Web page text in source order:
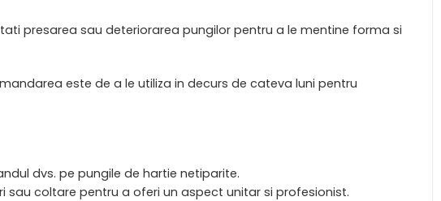
presarea sau deteriorarea pungilor pentru a le mentine forma si
este de a le utiliza in decurs de cateva luni pentru
dvs. pe pungile de hartie netiparite.
coltare pentru a oferi un aspect unitar si profesionist.